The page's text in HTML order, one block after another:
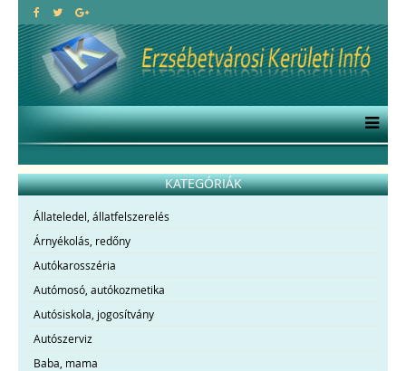
KATEGÓRIÁK
Állateledel, állatfelszerelés
Árnyékolás, redőny
Autókarosszéria
Autómosó, autókozmetika
Autósiskola, jogosítvány
Autószerviz
Baba, mama